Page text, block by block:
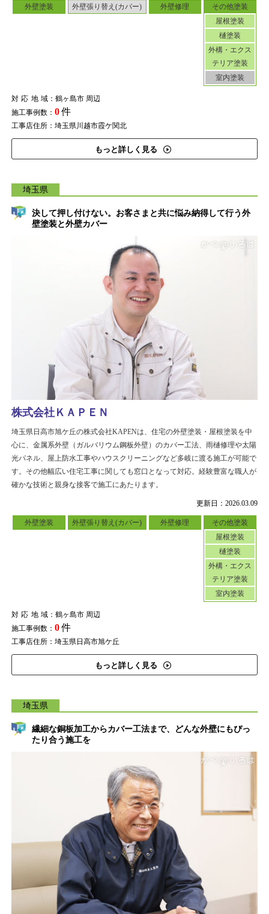
外壁塗装 外壁張り替え(カバー) 外壁修理
その他塗装
屋根塗装
樋塗装
外構・エクス
テリア塗装
室内塗装
対応地域：鶴ヶ島市 周辺
施工事例数： 0件
工事店住所：埼玉県川越市霞ケ関北
もっと詳しく見る
埼玉県
決して押し付けない。お客さまと共に悩み納得して行う外
壁塗装と外壁カバー
更新日：2026.03.09
外壁塗装 外壁張り替え(カバー) 外壁修理
その他塗装
屋根塗装
樋塗装
外構・エクス
テリア塗装
室内塗装
対応地域：鶴ヶ島市 周辺
施工事例数： 0件
工事店住所：埼玉県日高市旭ケ丘
もっと詳しく見る
株式会社ＫＡＰＥＮ
埼玉県日高市旭ケ丘の株式会社KAPENは、住宅の外壁塗装・屋根塗装を中
心に、金属系外壁（ガルバリウム鋼板外壁）のカバー工法、雨樋修理や太陽
光パネル、屋上防水工事やハウスクリーニングなど多岐に渡る施工が可能で
す。その他幅広い住宅工事に関しても窓口となって対応。経験豊富な職人が
確かな技術と親身な接客で施工にあたります。
埼玉県
繊細な銅板加工からカバー工法まで、どんな外壁にもぴっ
たり合う施工を